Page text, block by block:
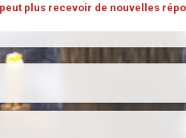
plus recevoir de nouvelles